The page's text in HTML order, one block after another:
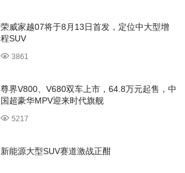
荣威家越07将于8月13日首发，定位中大型增
程SUV
3861
尊界V800、V680双车上市，64.8万元起售，中
国超豪华MPV迎来时代旗舰
5217
新能源大型SUV赛道激战正酣